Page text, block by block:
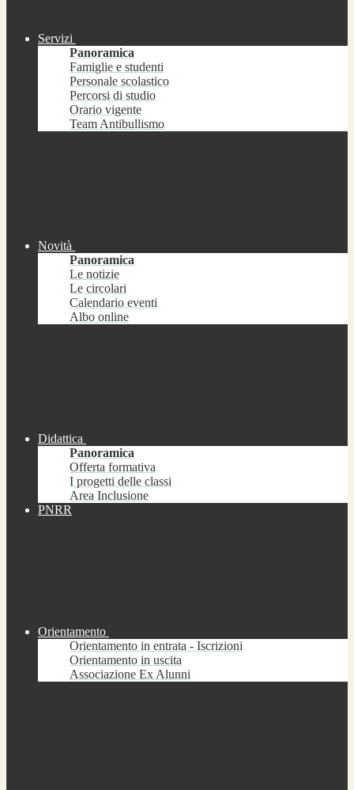
Servizi
Panoramica
Famiglie e studenti
Personale scolastico
Percorsi di studio
Orario vigente
Team Antibullismo
Novità
Panoramica
Le notizie
Le circolari
Calendario eventi
Albo online
Didattica
Panoramica
Offerta formativa
I progetti delle classi
Area Inclusione
PNRR
Orientamento
Orientamento in entrata - Iscrizioni
Orientamento in uscita
Associazione Ex Alunni